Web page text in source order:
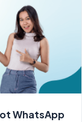
WhatsApp